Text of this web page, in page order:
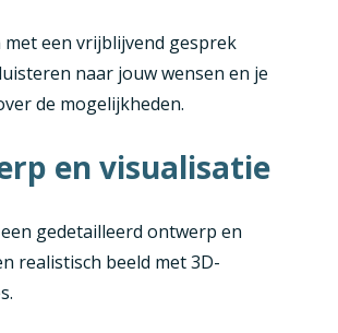
een vrijblijvend gesprek
naar jouw wensen en je
de mogelijkheden.
en visualisatie
gedetailleerd ontwerp en
realistisch beeld met 3D-